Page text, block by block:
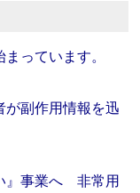
っています。
が副作用情報を迅
』事業へ 非常用